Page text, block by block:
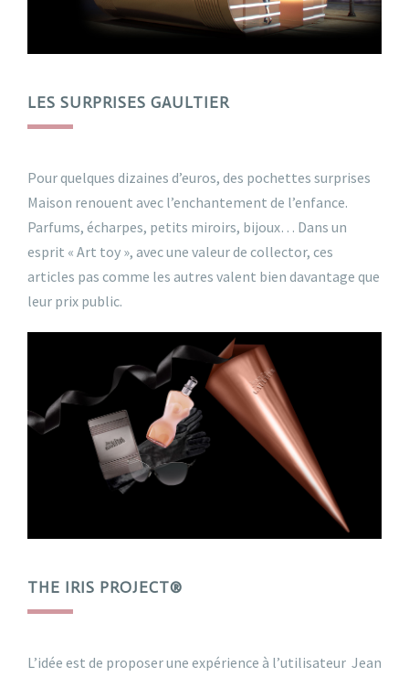
LES SURPRISES GAULTIER
Pour quelques dizaines d’euros, des pochettes surprises
Maison renouent avec l’enchantement de l’enfance.
Parfums, écharpes, petits miroirs, bijoux… Dans un
esprit « Art toy », avec une valeur de collector, ces
articles pas comme les autres valent bien davantage que
leur prix public.
THE IRIS PROJECT®
L’idée est de proposer une expérience à l’utilisateur Jean